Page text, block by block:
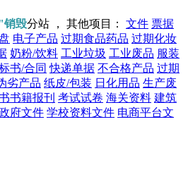
销毁分站 ， 其他项目： 文件 票据
电子产品 过期食品药品 过期化妆
奶粉/饮料 工业垃圾 工业废品 服装
书/合同 快递单据 不合格产品 过期
劣产品 纸皮/包装 日化用品 生产废
书籍报刊 考试试卷 海关资料 建筑
府文件 学校资料文件 电商平台文